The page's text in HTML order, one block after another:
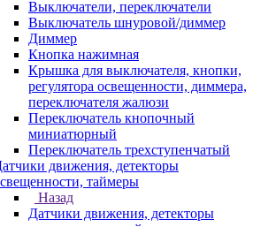
Выключатели, переключатели
Выключатель шнуровой/диммер
Диммер
Кнопка нажимная
Крышка для выключателя, кнопки,
регулятора освещенности, диммера,
переключателя жалюзи
Переключатель кнопочный
миниатюрный
Переключатель трехступенчатый
движения, детекторы
таймеры
Назад
Датчики движения, детекторы